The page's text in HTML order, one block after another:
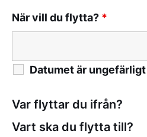
När vill du flytta? *
Datumet är ungefärligt
Var flyttar du ifrån?
Vart ska du flytta till?